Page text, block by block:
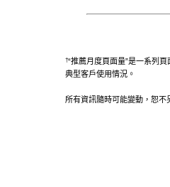
†“推薦月度頁面量”是一系列
典型客戶使用情況。
所有資訊隨時可能變動，恕